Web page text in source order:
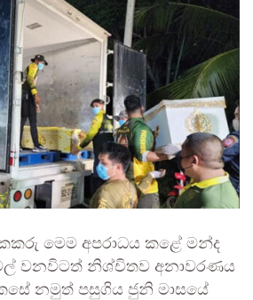
මෙම අපරාධය කළේ මන්ද
වනවිටත් නිශ්චිතව අනාවරණය
නමුත් පසුගිය ජුනි මාසයේ